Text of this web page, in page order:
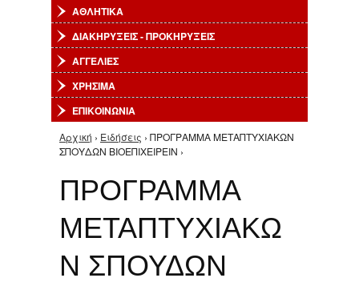
ΑΘΛΗΤΙΚΑ
ΔΙΑΚΗΡΥΞΕΙΣ - ΠΡΟΚΗΡΥΞΕΙΣ
ΑΓΓΕΛΙΕΣ
ΧΡΗΣΙΜΑ
ΕΠΙΚΟΙΝΩΝΙΑ
Είστε εδώ
Αρχική › Ειδήσεις › ΠΡΟΓΡΑΜΜΑ ΜΕΤΑΠΤΥΧΙΑΚΩΝ
ΣΠΟΥΔΩΝ ΒΙΟΕΠΙΧΕΙΡΕΙΝ ›
ΠΡΟΓΡΑΜΜΑ
ΜΕΤΑΠΤΥΧΙΑΚΩ
Ν ΣΠΟΥΔΩΝ